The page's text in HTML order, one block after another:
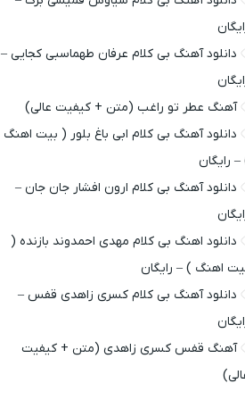
دانلود آهنگ بی کلام عرفان طهماسبی کجایی –
آهنگ عطر تو راغب (متن + کیفیت عالی)
دانلود آهنگ بی کلام ابی باغ بلور ( بیت اهنگ
– رایگان
دانلود آهنگ بی کلام ارون افشار جان جان –
دانلود اهنگ بی کلام مهدی احمدوند بازنده (
اهنگ ) – رایگان
دانلود آهنگ بی کلام کسری زاهدی قفس –
آهنگ قفس کسری زاهدی (متن + کیفیت